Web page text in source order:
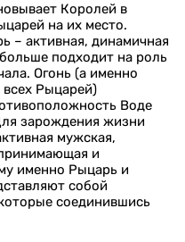
Королей в
на их место.
– активная, динамичная
подходит на роль
Огонь (а именно
всех Рыцарей)
Воде
зарождения жизни
мужская,
и
именно Рыцарь и
собой
соединившись